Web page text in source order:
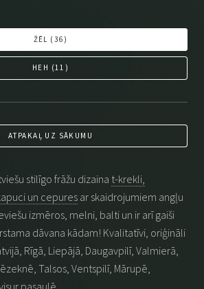
ŽĒL ( 36 )
HEH (11 )
ATPAKAĻ UZ SĀKUMU
stilīgo frāžu dizaina t-krekli,
un cepures ar skaidrojumiem angļu
izmēros, melni, balti un ir arī gaiši
dāvana kādam! Kvalitatīvi, oriģināli
Rīgā, Liepājā, Daugavpilī, Valmierā,
Talsos, Ventspilī, Mārupē,
pasaulē.